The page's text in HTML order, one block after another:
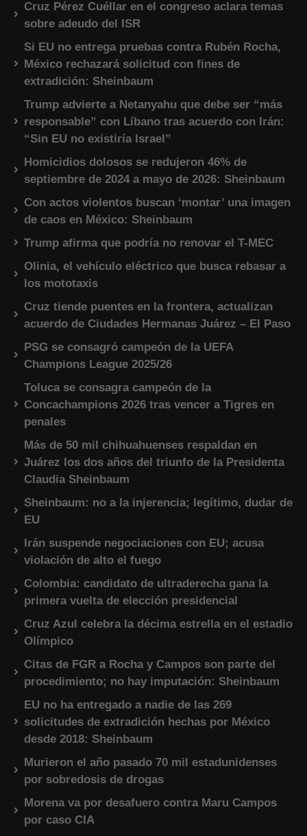
Cruz Pérez Cuéllar en el congreso aclara temas
sobre adeudo del ISR
Si EU no entrega pruebas contra Rubén Rocha,
México rechazará solicitud con fines de
extradición: Sheinbaum
Trump advierte a Netanyahu que debe ser “más
responsable” con Líbano tras acuerdo con Irán:
“Sin EU no existiría Israel”
Homicidios dolosos se redujeron 46% de
septiembre de 2024 a mayo de 2026: Sheinbaum
Con actos violentos buscan ‘montar’ una imagen
de caos en México: Sheinbaum
Trump afirma que podría no renovar el T-MEC
Olinia, el vehículo eléctrico que busca rebasar a
los mototaxis
Cruz tiende puentes en la frontera, actualizan
acuerdo de Ciudades Hermanas Juárez – El Paso
PSG se consagró campeón de la UEFA
Champions League 2025/26
Toluca se consagra campeón de la
Concachampions 2026 tras vencer a Tigres en
penales
Más de 50 mil chihuahuenses respaldan en
Juárez los dos años del triunfo de la Presidenta
Claudia Sheinbaum
Sheinbaum: no a la injerencia; legítimo, dudar de
EU
Irán suspende negociaciones con EU; acusa
violación de alto el fuego
Colombia: candidato de ultraderecha gana la
primera vuelta de elección presidencial
Cruz Azul celebra la décima estrella en el estadio
Olímpico
Citas de FGR a Rocha y Campos son parte del
procedimiento; no hay imputación: Sheinbaum
EU no ha entregado a nadie de las 269
solicitudes de extradición hechas por México
desde 2018: Sheinbaum
Murieron el año pasado 70 mil estadunidenses
por sobredosis de drogas
Morena va por desafuero contra Maru Campos
por caso CIA